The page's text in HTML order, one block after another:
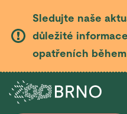
Sledujte naše
důležité
opatřeních